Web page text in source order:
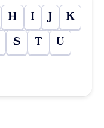
H I J K
S T U